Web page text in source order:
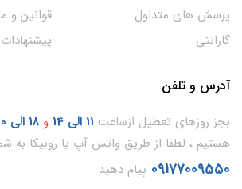
پرسش های متداول
گارانتی
قوانین و
آدرس و تلفن
بجز روزهای تعطیل ازساعت 11 الی 14 و 18 الی 20
هستیم ، لطفا از طریق واتس آپ یا روبیکا به
09177009550 پیام دهید